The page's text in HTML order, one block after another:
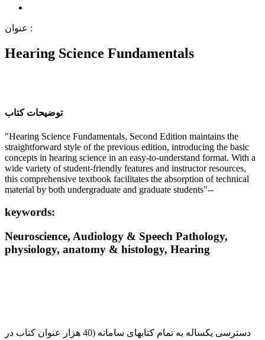
ﻋﻨﻮاﻥ :
Hearing Science Fundamentals
ﺗﻮﺿﯿﺤﺎﺕ ﮐﺘﺎﺏ
"Hearing Science Fundamentals, Second Edition maintains the
straightforward style of the previous edition, introducing the basic
concepts in hearing science in an easy-to-understand format. With a
wide variety of student-friendly features and instructor resources,
this comprehensive textbook facilitates the absorption of technical
material by both undergraduate and graduate students"--
keywords:
Neuroscience, Audiology & Speech Pathology,
physiology, anatomy & histology, Hearing
دسترسی یکساله به تمام کتابهای سامانه (40 هزار عنوان کتاب در